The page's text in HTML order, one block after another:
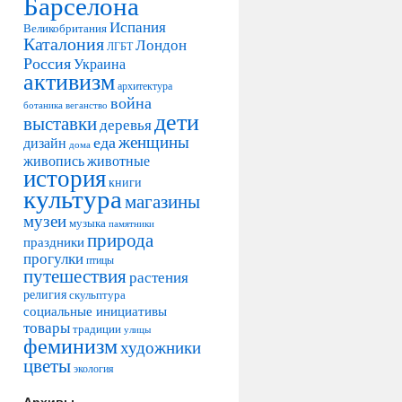
ВеликобританияИспания
Каталония ЛГБТ Лондон
РоссияУкраина
активизм архитектура
ботаника веганство война
выставкидеревьядети
дизайн дома едаженщины
живописьживотные
историякниги
культурамагазины
музеимузыка памятники
праздникиприрода
прогулкиптицы
путешествиярастения
религияскульптура
социальные инициативы
товарытрадиции улицы
феминизмхудожники
цветы экология